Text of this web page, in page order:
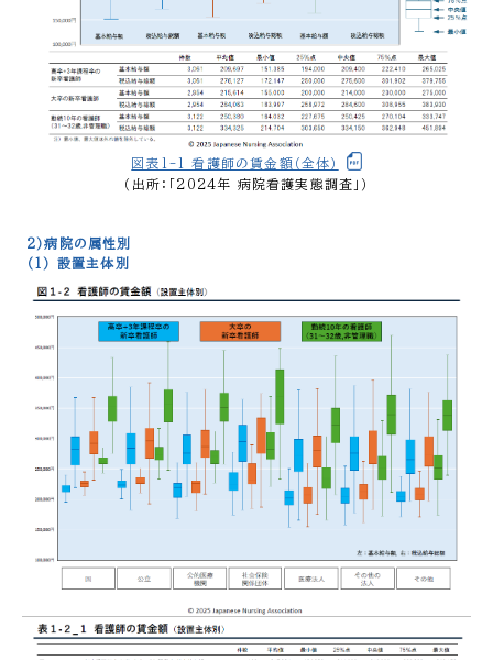
図表1-1_看護師の賃金額（全体）
（出所：「2024年 病院看護実態調査」）
2）病院の属性別
（1） 設置主体別